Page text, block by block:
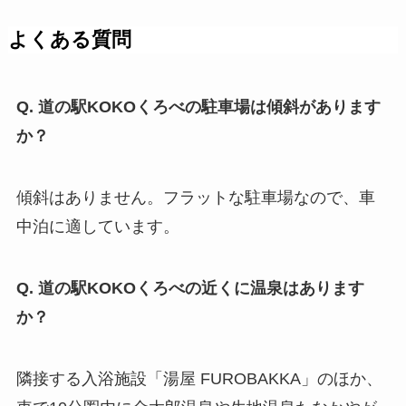
よくある質問
Q. 道の駅KOKOくろべの駐車場は傾斜があります
か？
傾斜はありません。フラットな駐車場なので、車
中泊に適しています。
Q. 道の駅KOKOくろべの近くに温泉はあります
か？
隣接する入浴施設「湯屋 FUROBAKKA」のほか、